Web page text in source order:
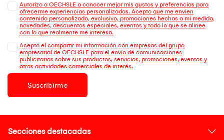
Autorizo a OECHSLE a conocer mejor mis gustos y preferencias para
ofrecerme experiencias personalizadas. Acepto que me envien
contenido personalizado, exclusivo, promociones hechas a mi medida,
novedades, descuentos especiales, eventos y todo lo que se alinee
con lo que realmente me interesa.
Acepto el compartir mi información con empresas del grupo
empresarial de OECHSLE para el envío de comunicaciones
publicitarias sobre sus productos, servicios, promociones, eventos y
otras actividades comerciales de interés.
Suscribirme
Secciones destacadas